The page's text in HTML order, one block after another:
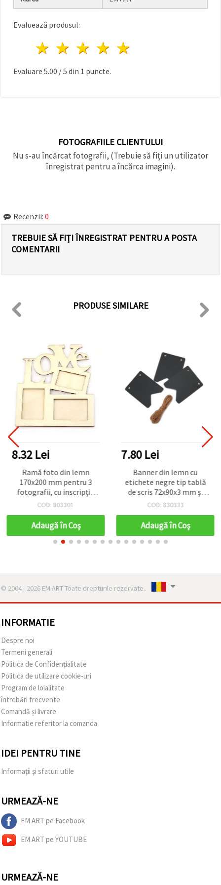
făcând clic
pe butonul
Аcceptati
Setări
Evaluează produsul:
4 stele
3 stele
2 stele
1 stea
Evaluare 5.00 /5 din 1 puncte.
FOTOGRAFIILE CLIENTULUI
Nu s-au încărcat fotografii, (Trebuie să fiți un utilizator
înregistrat pentru a încărca imagini).
Recenzii: 0
TREBUIE SĂ FIȚI ÎNREGISTRAT PENTRU A POSTA
COMENTARII
PRODUSE SIMILARE
8.32 Lei
Ramă foto din lemn
170x200 mm pentru 3
fotografii, cu inscripția
„Love”, albă
COD: 803301
Adaugă în Coş
7.80 Lei
Banner din lemn cu
etichete negre tip tablă
de scris 72x90x3 mm și
sfoară - 3 buc.
COD: 830333
Adaugă în Coş
© 2004 - 2026 EM ART Toate drepturile rezervate..
INFORMATIE
Despre noi
Termeni generali
Politica de Confidențialitate
Politica de utilizare cookie-uri
Program de loialitate
întrebări frecvente
Comandă și livrare
Informatie referitor la comanda
IDEI PENTRU TINE
Informații și sfaturi utile
URMEAZĂ-NE
EM ART pe Facebook
EM ART pe YOUTUBE
URMEAZĂ-NE